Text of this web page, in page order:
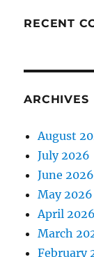
RECENT
ARCHIVES
August
July 2026
June 2026
May 2026
April 2026
March
February